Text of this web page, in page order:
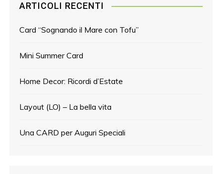
ARTICOLI RECENTI
Card “Sognando il Mare con Tofu”
Mini Summer Card
Home Decor: Ricordi d’Estate
Layout (LO) – La bella vita
Una CARD per Auguri Speciali